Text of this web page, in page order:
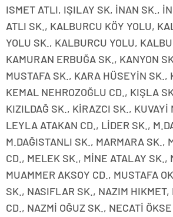
ISMET ATLI, IŞILAY SK, İNAN SK.,
ATLI SK., KALBURCU KÖY YOLU,
YOLU SK., KALBURCU YOLU,
KAMURAN ERBUĞA SK., KANYON
MUSTAFA SK., KARA HÜSEYİN SK.,
KEMAL NEHROZOĞLU CD., KIŞLA
KIZILDAĞ SK., KİRAZCI SK., KUVAYİ
LEYLA ATAKAN CD., LİDER SK.,
M.DAĞISTANLI SK., MARMARA SK.,
CD., MELEK SK., MİNE ATALAY SK.,
MUAMMER AKSOY CD., MUSTAFA
SK., NASIFLAR SK., NAZIM HIKMET,
CD., NAZMİ OĞUZ SK., NECATİ